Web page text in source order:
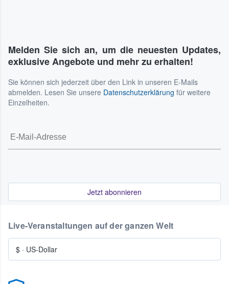
Melden Sie sich an, um die neuesten Updates,
exklusive Angebote und mehr zu erhalten!
Sie können sich jederzeit über den Link in unseren E-Mails
abmelden. Lesen Sie unsere Datenschutzerklärung für weitere
Einzelheiten.
Jetzt abonnieren
Live-Veranstaltungen auf der ganzen Welt
$ · US-Dollar